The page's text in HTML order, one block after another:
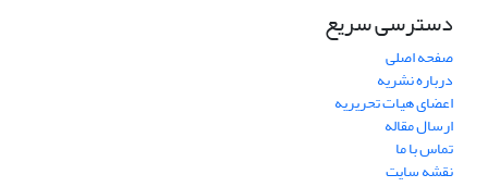
دسترسی سریع
صفحه اصلی
درباره نشریه
اعضای هیات تحریریه
ارسال مقاله
تماس با ما
نقشه سایت